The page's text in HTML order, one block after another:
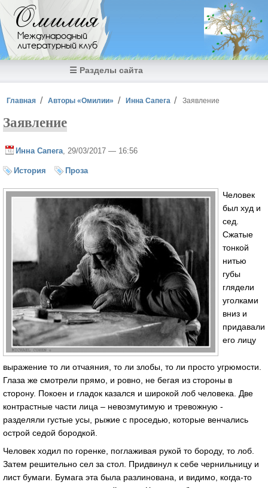
Перейти к основному содержанию
Омилия
Международный
литературный клуб
☰ Разделы сайта
Вы здесь
Главная Авторы «Омилии» Инна Сапега Заявление
Заявление
Инна Сапега , 29/03/2017 — 16:56
История Проза
Человек
был худ и
сед.
Сжатые
тонкой
нитью
губы
глядели
уголками
вниз и
придавали
его лицу
выражение то ли отчаяния, то ли злобы, то ли просто угрюмости.
Глаза же смотрели прямо, и ровно, не бегая из стороны в
сторону. Покоен и гладок казался и широкой лоб человека. Две
контрастные части лица – невозмутимую и тревожную -
разделяли густые усы, рыжие с проседью, которые венчались
острой седой бородкой.
Человек ходил по горенке, поглаживая рукой то бороду, то лоб.
Затем решительно сел за стол. Придвинул к себе чернильницу и
лист бумаги. Бумага эта была разлинована, и видимо, когда-то